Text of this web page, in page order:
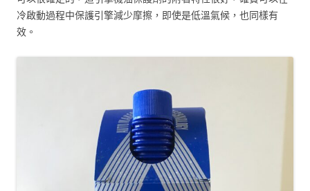
冷啟動過程中保護引擎減少摩擦，即使是低溫氣候，也同樣有
效。